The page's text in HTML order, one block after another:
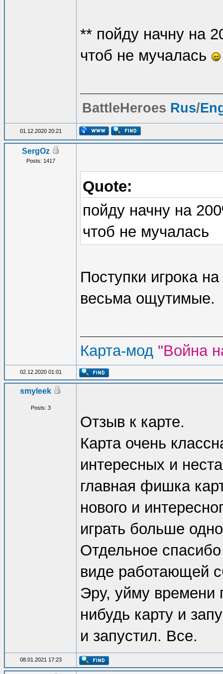
** пойду начну на
чтоб не мучалась
BattleHeroes Rus/
01.12.2020 20:21
SergOz
Posts: 1417
Quote:
пойду начну на
чтоб не мучалась
Поступки игрока
весьма ощутимые.
Карта-мод "Война
02.12.2020 01:01
smyleek
Posts: 3
Отзыв к карте.
Карта очень
интересных и
главная фишка
нового и
играть больше
Отдельное
виде работающей
Эру, уйму времени
нибудь карту и
и запустил. Все.
08.01.2021 17:23